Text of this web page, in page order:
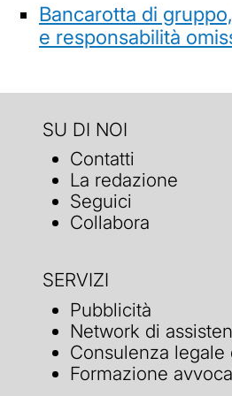
Bancarotta di
e responsabilità
SU DI NOI
Contatti
La redazione
Seguici
Collabora
SERVIZI
Pubblicità
Network di
Consulenza legale
Formazione